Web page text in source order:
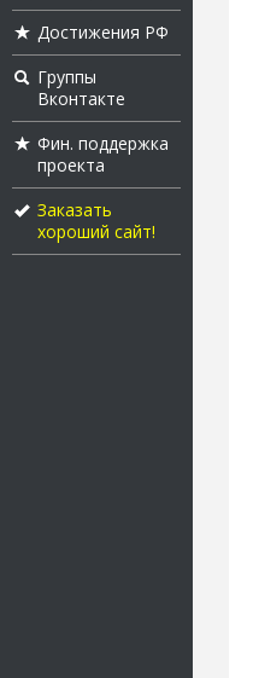
Достижения РФ
Группы
Вконтакте
Фин. поддержка
проекта
Заказать
хороший сайт!